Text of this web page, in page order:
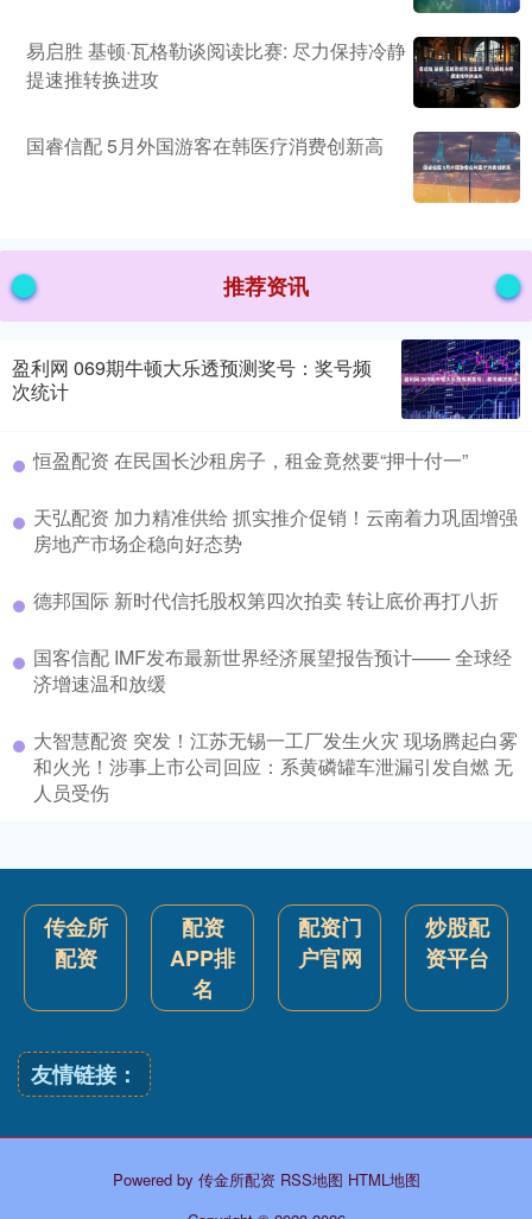
易启胜 基顿·瓦格勒谈阅读比赛: 尽力保持冷静
提速推转换进攻
国睿信配 5月外国游客在韩医疗消费创新高
推荐资讯
盈利网 069期牛顿大乐透预测奖号：奖号频
次统计
恒盈配资 在民国长沙租房子，租金竟然要“押十付一”
天弘配资 加力精准供给 抓实推介促销！云南着力巩固增强
房地产市场企稳向好态势
德邦国际 新时代信托股权第四次拍卖 转让底价再打八折
国客信配 IMF发布最新世界经济展望报告预计—— 全球经
济增速温和放缓
大智慧配资 突发！江苏无锡一工厂发生火灾 现场腾起白雾
和火光！涉事上市公司回应：系黄磷罐车泄漏引发自燃 无
人员受伤
传金所
配资
配资
APP排
名
配资门
户官网
炒股配
资平台
友情链接：
Powered by 传金所配资 RSS地图 HTML地图